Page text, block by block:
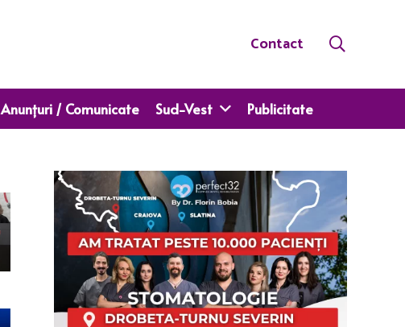
Contact
Anunțuri / Comunicate Sud-Vest Publicitate